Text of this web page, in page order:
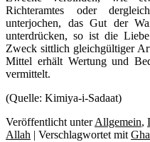
Richteramtes oder
unterjochen, das Gut der
unterdrücken, so ist die
Zweck sittlich gleichgültiger
Mittel erhält Wertung und
vermittelt.
(Quelle: Kimiya-i-Sadaat)
Veröffentlicht unter Allgemein,
Allah | Verschlagwortet mit